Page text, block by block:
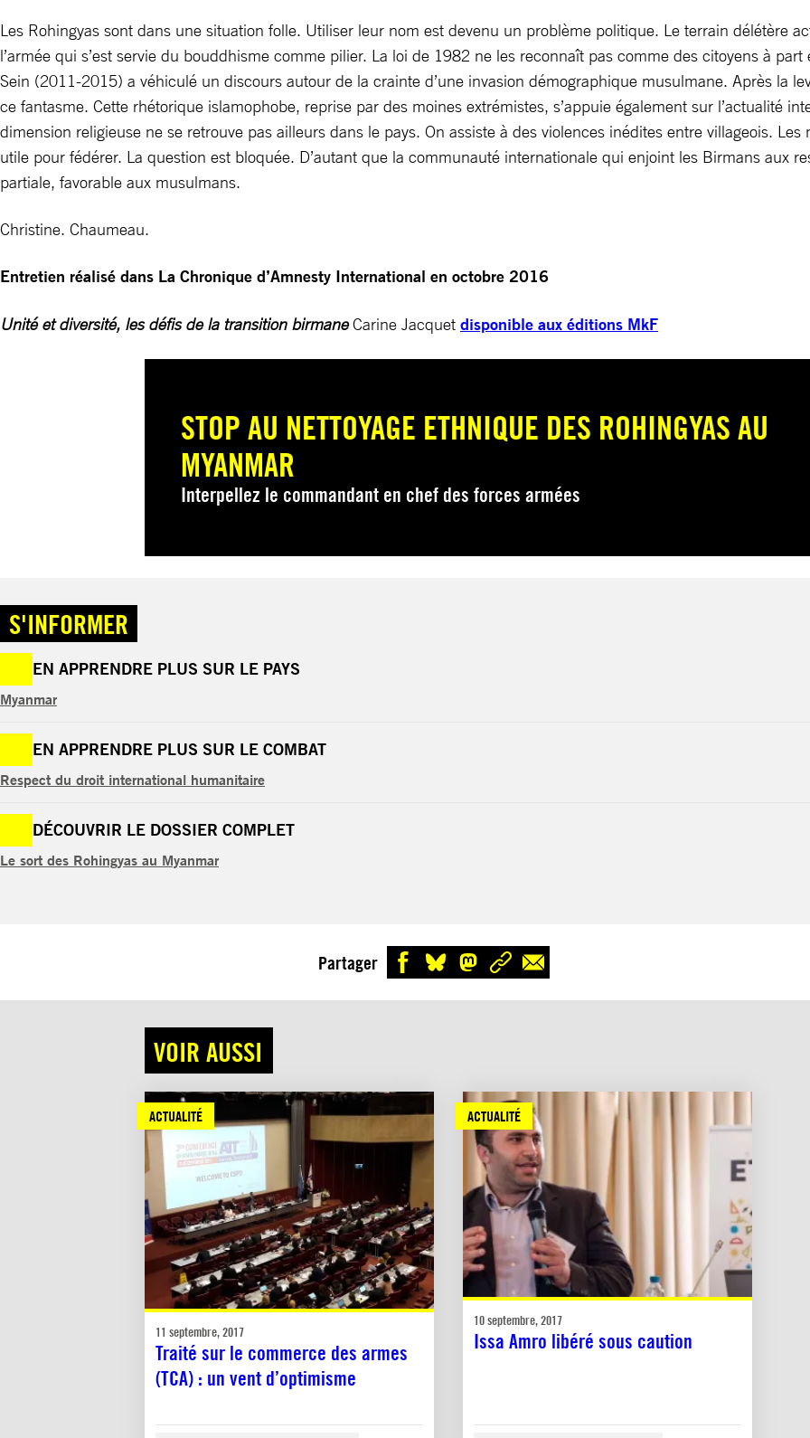
Les Rohingyas sont dans une situation folle. Utiliser leur nom est devenu un problème politique. Le terrain délétère
l’armée qui s’est servie du bouddhisme comme pilier. La loi de 1982 ne les reconnaît pas comme des citoyens à
Sein (2011-2015) a véhiculé un discours autour de la crainte d’une invasion démographique musulmane. Après la
ce fantasme. Cette rhétorique islamophobe, reprise par des moines extrémistes, s’appuie également sur l’actualité
dimension religieuse ne se retrouve pas ailleurs dans le pays. On assiste à des violences inédites entre villageois.
utile pour fédérer. La question est bloquée. D’autant que la communauté internationale qui enjoint les Birmans aux
partiale, favorable aux musulmans.
Christine. Chaumeau.
Entretien réalisé dans La Chronique d’Amnesty International en octobre 2016
Unité et diversité, les défis de la transition birmaneCarine Jacquet disponible aux éditions MkF
STOP AU NETTOYAGE ETHNIQUE DES ROHINGYAS AU
MYANMAR
Interpellez le commandant en chef des forces armées
S'INFORMER
EN APPRENDRE PLUS SUR LE PAYS
Myanmar
EN APPRENDRE PLUS SUR LE COMBAT
Respect du droit international humanitaire
DÉCOUVRIR LE DOSSIER COMPLET
Le sort des Rohingyas au Myanmar
Partager
VOIR AUSSI
ACTUALITÉ
11 septembre, 2017
Traité sur le commerce des armes
(TCA) : un vent d’optimisme
ACTUALITÉ
10 septembre, 2017
Issa Amro libéré sous caution